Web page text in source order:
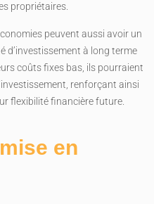
propriétaires.
peuvent aussi avoir un
d’investissement à long terme
coûts fixes bas, ils pourraient
renforçant ainsi
flexibilité financière future.
en